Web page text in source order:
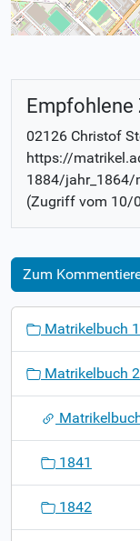
Empfohlene
02126 Christof
https://
1884/jahr_1864/
(Zugriff vom 10/
Zum
o
Matrikelbuch
Matrikelbuch
1841
1842